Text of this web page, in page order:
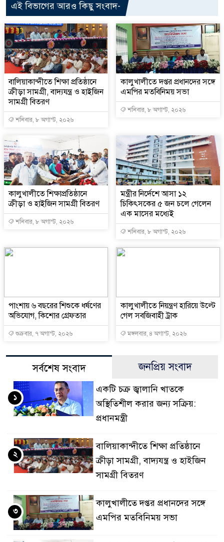
এই বিভাগের আরও কিছু সংবাদ-
বালিয়াকান্দীতে শিক্ষা প্রতিষ্ঠানে
ক্রীড়া সামগ্রী, বাদ্যযন্ত্র ও হাইজিন
সামগ্রী বিতরণ
শনিবার, ৮ অগাস্ট, ২০২৬
কালুখালীতে দপ্তর প্রধানদের সঙ্গে
এমপির মতবিনিময় সভা
শনিবার, ৮ অগাস্ট, ২০২৬
কালুখালীতে শিক্ষাপ্রতিষ্ঠানে
ক্রীড়া ও হাইজিন সামগ্রী বিতরণ
শনিবার, ৮ অগাস্ট, ২০২৬
মন্ত্রীর নির্দেশে আসা ১২
চিকিৎসকের ৫ জন চলে গেলেন
এক মাসের মধ্যেই
শনিবার, ৮ অগাস্ট, ২০২৬
পাংশায় ৬ বছরের শিশুকে ধর্ষণের
অভিযোগ, কিশোর গ্রেফতার
শুক্রবার, ৭ অগাস্ট, ২০২৬
কালুখালীতে নিয়ন্ত্রণ হারিয়ে উল্টে
গেল সবজিবাহী ট্রাক
মঙ্গলবার, ৪ অগাস্ট, ২০২৬
সর্বশেষ সংবাদ জনপ্রিয় সংবাদ
একটি চক্র জ্বালানি খাতকে
অস্থিতিশীল করার জন্য সক্রিয়:
প্রধানমন্ত্রী
১
বালিয়াকান্দীতে শিক্ষা প্রতিষ্ঠানে
ক্রীড়া সামগ্রী, বাদ্যযন্ত্র ও হাইজিন
সামগ্রী বিতরণ
২
কালুখালীতে দপ্তর প্রধানদের সঙ্গে
এমপির মতবিনিময় সভা
৩